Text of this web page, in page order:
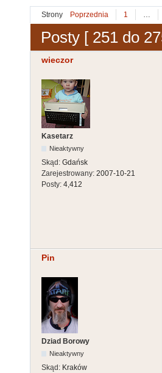
Strony Poprzednia 1 …
Posty [ 251 do
wieczor
Kasetarz
Nieaktywny
Skąd: Gdańsk
Zarejestrowany: 2007-10-21
Posty: 4,412
Pin
Dziad Borowy
Nieaktywny
Skąd: Kraków